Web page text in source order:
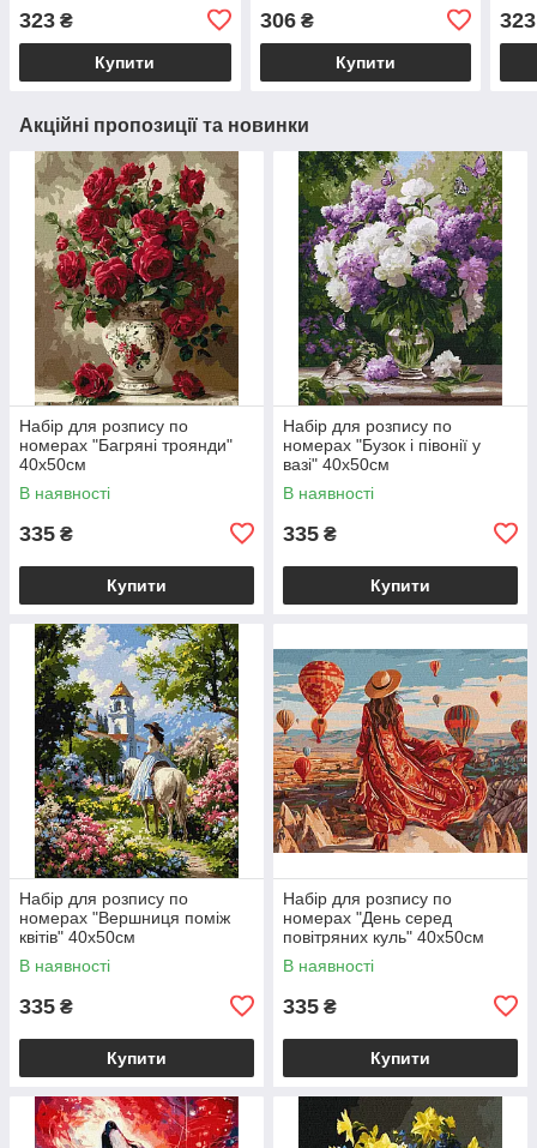
323 ₴
Купити
306₴
Купити
323
Акційні пропозиції та новинки
Набір для розпису по
номерах "Багряні троянди"
40х50см
В наявності
335 ₴
Купити
Набір для розпису по
номерах "Бузок і півонії у
вазі" 40х50см
В наявності
335 ₴
Купити
Набір для розпису по
номерах "Вершниця поміж
квітів" 40х50см
В наявності
335 ₴
Купити
Набір для розпису по
номерах "День серед
повітряних куль" 40х50см
В наявності
335 ₴
Купити